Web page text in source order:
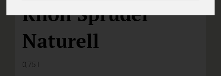
Rhön Sprudel
Naturell
0,75 l